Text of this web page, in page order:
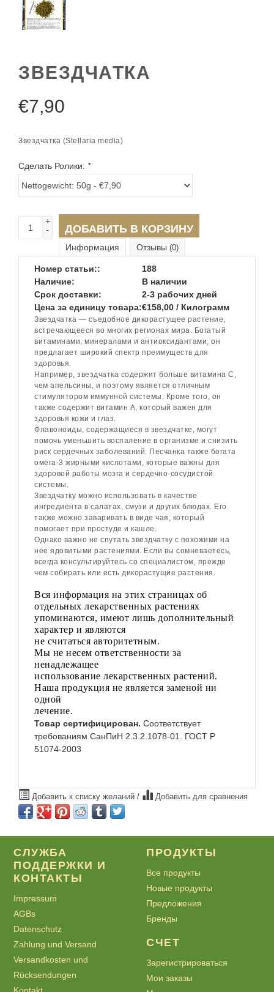
ЗВЕЗДЧАТКА
€7,90
Звездчатка (Stellaria media)
Сделать Ролики: *
+
-
ДОБАВИТЬ В КОРЗИНУ
Информация Отзывы (0)
Номер статьи::
188
Наличие:
В наличии
Срок доставки:
2-3 рабочих дней
Цена за единицу товара:€158,00 / Килограмм
Звездчатка — съедобное дикорастущее растение,
встречающееся во многих регионах мира. Богатый
витаминами, минералами и антиоксидантами, он
предлагает широкий спектр преимуществ для
здоровья.
Например, звездчатка содержит больше витамина С,
чем апельсины, и поэтому является отличным
стимулятором иммунной системы. Кроме того, он
также содержит витамин А, который важен для
здоровья кожи и глаз.
Флавоноиды, содержащиеся в звездчатке, могут
помочь уменьшить воспаление в организме и снизить
риск сердечных заболеваний. Песчанка также богата
омега-3 жирными кислотами, которые важны для
здоровой работы мозга и сердечно-сосудистой
системы.
Звездчатку можно использовать в качестве
ингредиента в салатах, смузи и других блюдах. Его
также можно заваривать в виде чая, который
помогает при простуде и кашле.
Однако важно не спутать звездчатку с похожими на
нее ядовитыми растениями. Если вы сомневаетесь,
всегда консультируйтесь со специалистом, прежде
чем собирать или есть дикорастущие растения.
Вся информация на этих страницах об
отдельных лекарственных растениях
упоминаются, имеют лишь дополнительный
характер и являются
не считаться авторитетным.
Мы не несем ответственности за
ненадлежащее
использование лекарственных растений.
Наша продукция не является заменой ни
одной
лечение.
Товар сертифицирован. Соответствует
требованиям СанПиН 2.3.2.1078-01. ГОСТ Р
51074-2003
Добавить к списку желаний / Добавить для сравнения
СЛУЖБА
ПОДДЕРЖКИ И
КОНТАКТЫ
Impressum
AGBs
Datenschutz
Zahlung und Versand
Versandkosten und
Rücksendungen
ПРОДУКТЫ
Все продукты
Новые продукты
Предложения
Бренды
СЧЕТ
Зарегистрироваться
Мои заказы